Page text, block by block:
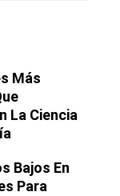
Más
La Ciencia
Bajos En
Para